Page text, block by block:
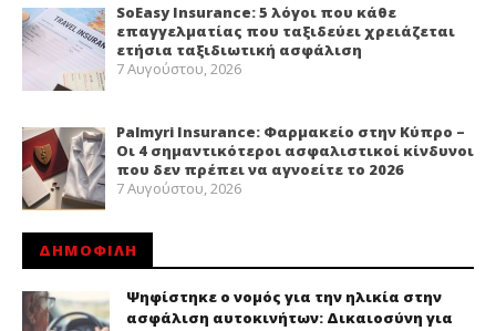
SoEasy Insurance: 5 λόγοι που κάθε
επαγγελματίας που ταξιδεύει χρειάζεται
ετήσια ταξιδιωτική ασφάλιση
7 Αυγούστου, 2026
Palmyri Insurance: Φαρμακείο στην Κύπρο –
Οι 4 σημαντικότεροι ασφαλιστικοί κίνδυνοι
που δεν πρέπει να αγνοείτε το 2026
7 Αυγούστου, 2026
ΔΗΜΟΦΙΛΗ
Ψηφίστηκε ο νομός για την ηλικία στην
ασφάλιση αυτοκινήτων: Δικαιοσύνη για